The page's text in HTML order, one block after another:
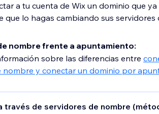
a tu cuenta de Wix un dominio que
que lo hagas cambiando sus servidores
nombre frente a apuntamiento:
sobre las diferencias entre
nombre y conectar un dominio por
través de servidores de nombre